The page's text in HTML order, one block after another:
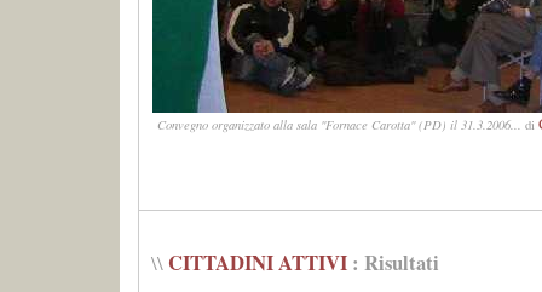
Convegno organizzato alla sala "Fornace Carotta" (PD) il 31.3.2006... di
\\ CITTADINI ATTIVI: Risultati